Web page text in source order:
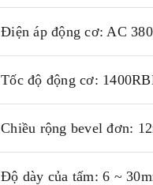
Điện áp động cơ: AC
Tốc độ động cơ:
Chiều rộng bevel đơn:
Độ dày của tấm: 6 ~